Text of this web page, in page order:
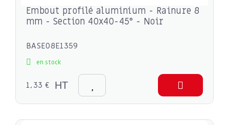
Embout profilé aluminium - Rainure 8
mm - Section 40x40-45° - Noir
BASE08E1359
en stock
1,33 € HT